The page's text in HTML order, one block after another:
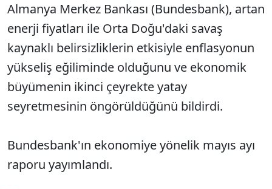
Almanya Merkez Bankası (Bundesbank), artan
enerji fiyatları ile Orta Doğu'daki savaş
kaynaklı belirsizliklerin etkisiyle enflasyonun
yükseliş eğiliminde olduğunu ve ekonomik
büyümenin ikinci çeyrekte yatay
seyretmesinin öngörüldüğünü bildirdi.
Bundesbank'ın ekonomiye yönelik mayıs ayı
raporu yayımlandı.